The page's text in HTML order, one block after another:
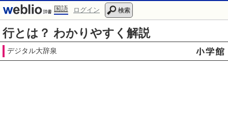
国語 ログイン 検索
行とは？ わかりやすく解説
デジタル大辞泉